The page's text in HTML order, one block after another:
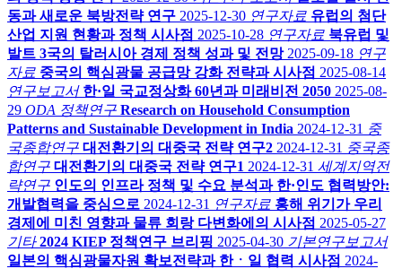
동과 새로운 북방전략 연구 2025-12-30 연구자료 유럽의 첨단
산업 지원 현황과 정책 시사점 2025-10-28 연구자료 북유럽 및
발트 3국의 탈러시아 경제 정책 성과 및 전망 2025-09-18 연구
자료 중국의 핵심광물 공급망 강화 전략과 시사점 2025-08-14
연구보고서 한·일 국교정상화 60년과 미래비전 2050 2025-08-
29 ODA 정책연구 Research on Household Consumption
Patterns and Sustainable Development in India 2024-12-31 중
국종합연구 대전환기의 대중국 전략 연구2 2024-12-31 중국종
합연구 대전환기의 대중국 전략 연구1 2024-12-31 세계지역전
략연구 인도의 인프라 정책 및 수요 분석과 한·인도 협력방안:
개발협력을 중심으로 2024-12-31 연구자료 홍해 위기가 우리
경제에 미친 영향과 물류 회랑 다변화에의 시사점 2025-05-27
기타 2024 KIEP 정책연구 브리핑 2025-04-30 기본연구보고서
일본의 핵심광물자원 확보전략과 한ㆍ일 협력 시사점 2024-